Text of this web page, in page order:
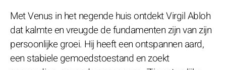
Met Venus in het negende huis ontdekt Virgil Abloh
dat kalmte en vreugde de fundamenten zijn van zijn
persoonlijke groei. Hij heeft een ontspannen aard,
een stabiele gemoedstoestand en zoekt